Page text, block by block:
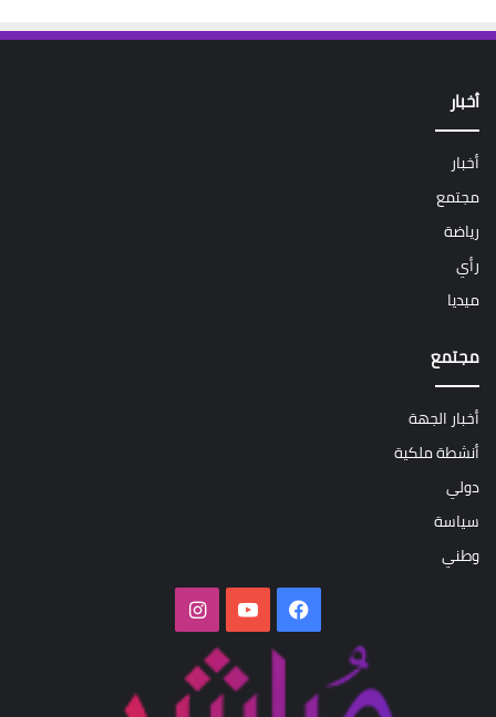
أخبار
أخبار
مجتمع
رياضة
رأي
ميديا
مجتمع
أخبار الجهة
أنشطة ملكية
دولي
سياسة
وطني
فيسبوك‫YouTubeانستقرام